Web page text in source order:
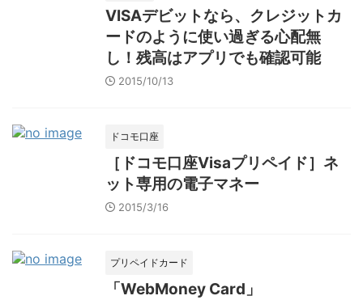
VISAデビットなら、クレジットカ
ードのように使い過ぎる心配無
し！残高はアプリでも確認可能
2015/10/13
ドコモ口座
［ドコモ口座Visaプリペイド］ネ
ット専用の電子マネー
2015/3/16
プリペイドカード
「WebMoney Card」